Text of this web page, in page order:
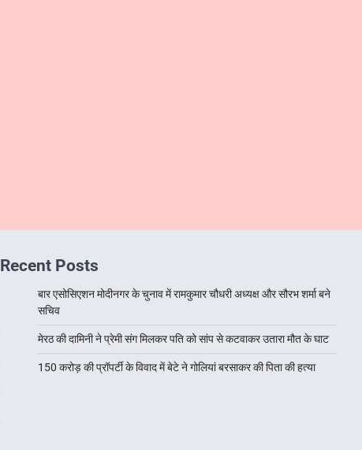
Recent Posts
बार एसोसिएशन मोदीनगर के चुनाव में रामकुमार चौधरी अध्यक्ष और सौरभ शर्मा बने
सचिव
मेरठ की दामिनी ने प्रेमी संग मिलकर पति को सांप से कटवाकर उतारा मौत के घाट
150 करोड़ की प्रॉपर्टी के विवाद में बेटे ने गोलियां बरसाकर की पिता की हत्या